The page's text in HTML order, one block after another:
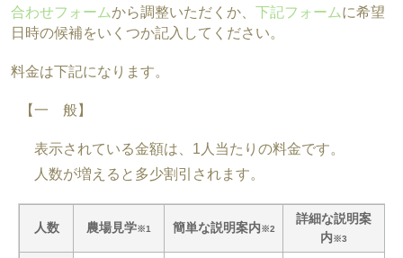
合わせフォームから調整いただくか、 下記フォームに希望
日時の候補をいくつか記入してください。
料金は下記になります。
【一 般】
表示されている金額は、1人当たりの料金です。
人数が増えると多少割引されます。
人数 農場見学※1 簡単な説明案内※2
詳細な説明案
内※3